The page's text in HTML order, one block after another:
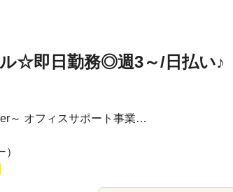
☆即日勤務◎週3～/日払い♪
～ オフィスサポート事業…